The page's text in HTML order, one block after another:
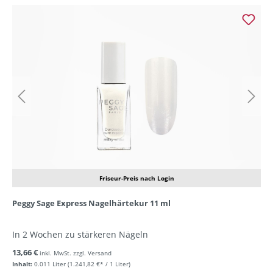
Friseur-Preis nach Login
Peggy Sage Express Nagelhärtekur 11 ml
In 2 Wochen zu stärkeren Nägeln
Inhalt: 0.011 Liter (1.241,82 €* / 1 Liter)
13,66 € inkl. MwSt. zzgl. Versand